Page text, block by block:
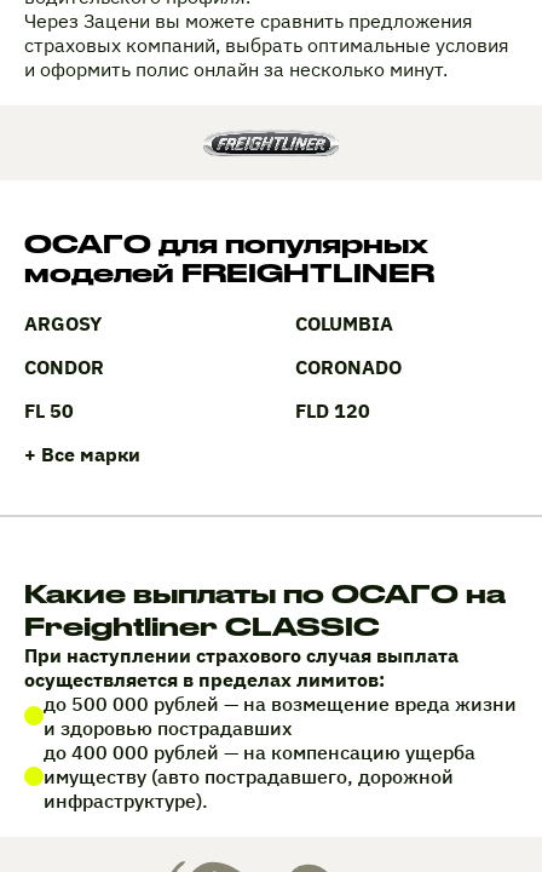
Через Зацени вы можете сравнить предложения
страховых компаний, выбрать оптимальные условия
и оформить полис онлайн за несколько минут.
ОСАГО для популярных
моделей FREIGHTLINER
ARGOSY
COLUMBIA
CONDOR
CORONADO
FL 50
FLD 120
+ Все марки
Какие выплаты по ОСАГО на
Freightliner CLASSIC
При наступлении страхового случая выплата
осуществляется в пределах лимитов:
до 500 000 рублей — на возмещение вреда жизни
и здоровью пострадавших
до 400 000 рублей — на компенсацию ущерба
имуществу (авто пострадавшего, дорожной
инфраструктуре).